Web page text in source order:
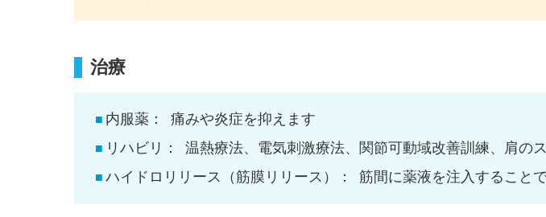
治療
内服薬：
痛みや炎症を抑えます
リハビリ：
温熱療法、電気刺激療法、関節可動域改善訓練、肩の
ハイドロリリース（筋膜リリース）：
筋間に薬液を注入すること